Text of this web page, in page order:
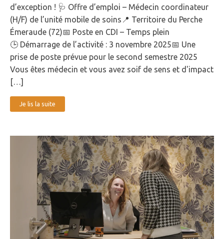
d’exception ! 🩺 Offre d’emploi – Médecin coordinateur
(H/F) de l’unité mobile de soins📍 Territoire du Perche
Émeraude (72)📅 Poste en CDI – Temps plein
🕒 Démarrage de l’activité : 3 novembre 2025📅 Une
prise de poste prévue pour le second semestre 2025
Vous êtes médecin et vous avez soif de sens et d'impact
[…]
Je lis la suite